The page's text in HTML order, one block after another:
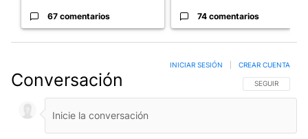
67 comentarios 74 comentarios
Conversación SIGA ESTA
SEGUIR
INICIAR SESIÓN CREAR CUENTA